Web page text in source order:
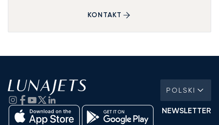
KONTAKT
POLSKI
NEWSLETTER